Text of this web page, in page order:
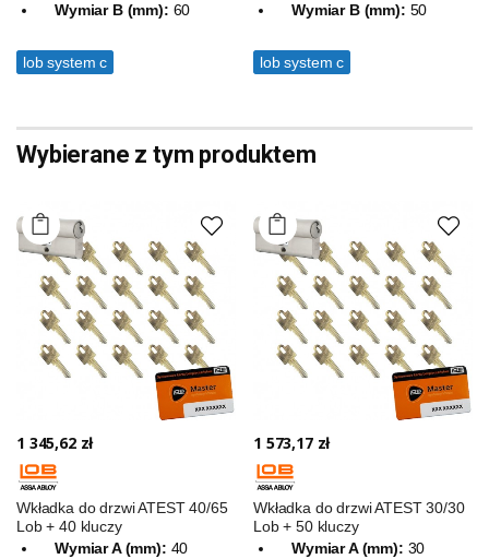
Wymiar B (mm): 60
lob system c
Wymiar B (mm): 50
lob system c
Wybierane z tym produktem
1 345,62 zł
Wkładka do drzwi ATEST 40/65
Lob + 40 kluczy
Wymiar A (mm): 40
1 573,17 zł
Wkładka do drzwi ATEST 30/30
Lob + 50 kluczy
Wymiar A (mm): 30